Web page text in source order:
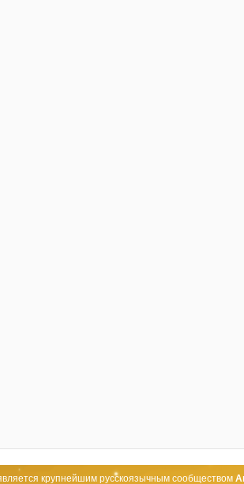
крупнейшим русскоязычным сообществом